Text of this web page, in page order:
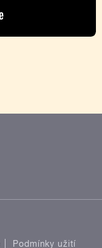
Podmínky užití